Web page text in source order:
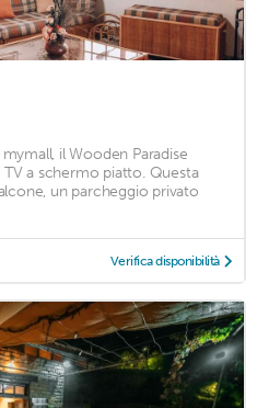
il Wooden Paradise
a schermo piatto. Questa
un parcheggio privato
Verifica disponibilità